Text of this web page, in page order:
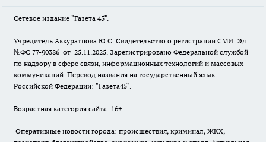
Сетевое издание "Газета 45".
Учредитель Аккуратнова Ю.С. Свидетельство о регистрации СМИ: Эл.
№ФС 77-90386 от 25.11.2025. Зарегистрировано Федеральной службой
по надзору в сфере связи, информационных технологий и массовых
коммуникаций. Перевод названия на государственный язык
Российской Федерации: "Газета45".
Возрастная категория сайта: 16+
Оперативные новости города: происшествия, криминал, ЖКХ,